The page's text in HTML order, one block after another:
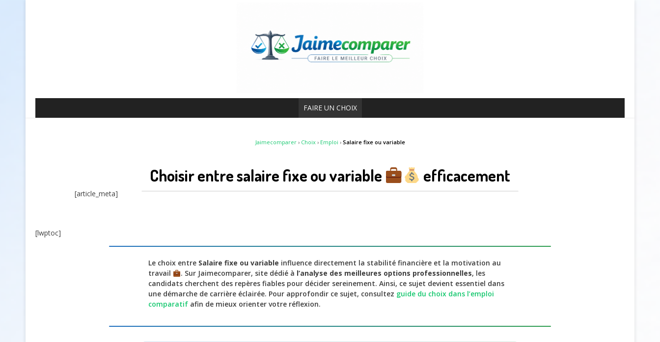
FAIRE UN CHOIX
Jaimecomparer› Choix› Emploi › Salaire fixe ou variable
Choisir entre salaire fixe ou variable efficacement
[article_meta]
[lwptoc]
Le choix entre Salaire fixe ou variable influence directement la stabilité financière et la motivation au
travail
. Sur Jaimecomparer, site dédié à l’analyse des meilleures options professionnelles, les
candidats cherchent des repères fiables pour décider sereinement. Ainsi, ce sujet devient essentiel dans
une démarche de carrière éclairée. Pour approfondir ce sujet, consultez guide du choix dans l’emploi
comparatif afin de mieux orienter votre réflexion.